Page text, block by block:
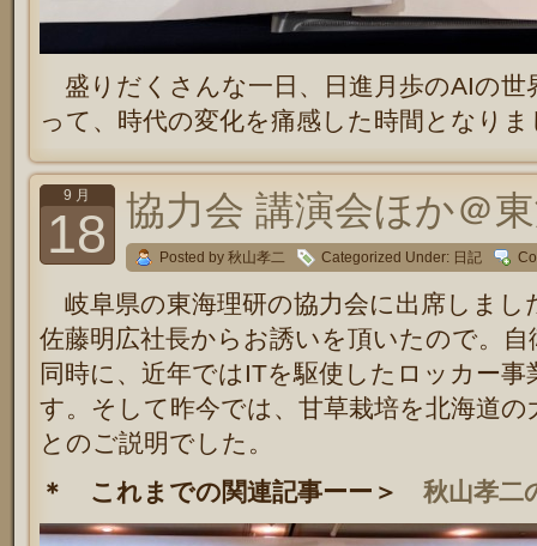
盛りだくさんな一日、日進月歩のAIの世
って、時代の変化を痛感した時間となりま
9 月
18 協力会 講演会ほか＠
Posted by 秋山孝二 Categorized Under: 日記
岐阜県の東海理研の協力会に出席しまし
佐藤明広社長からお誘いを頂いたので。
同時に、近年ではITを駆使したロッカー
す。そして昨今では、甘草栽培を北海道
とのご説明でした。
＊ これまでの関連記事ーー＞ 秋山孝二